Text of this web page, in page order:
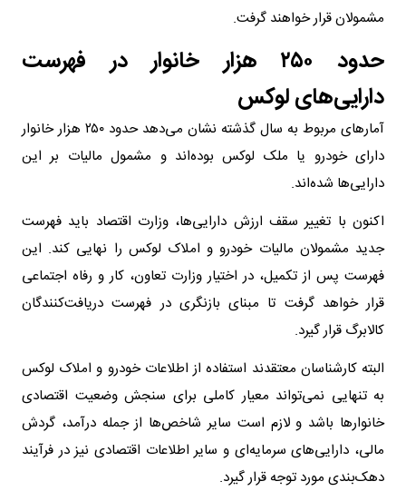
مشمولان قرار خواهند گرفت.
حدود ۲۵۰ هزار خانوار در فهرست
دارایی‌های لوکس
آمار‌های مربوط به سال گذشته نشان می‌دهد حدود ۲۵۰ هزار خانوار
دارای خودرو یا ملک لوکس بوده‌اند و مشمول مالیات بر این
دارایی‌ها شده‌اند.
اکنون با تغییر سقف ارزش دارایی‌ها، وزارت اقتصاد باید فهرست
جدید مشمولان مالیات خودرو و املاک لوکس را نهایی کند. این
فهرست پس از تکمیل، در اختیار وزارت تعاون، کار و رفاه اجتماعی
قرار خواهد گرفت تا مبنای بازنگری در فهرست دریافت‌کنندگان
کالابرگ قرار گیرد.
البته کارشناسان معتقدند استفاده از اطلاعات خودرو و املاک لوکس
به تنهایی نمی‌تواند معیار کاملی برای سنجش وضعیت اقتصادی
خانوار‌ها باشد و لازم است سایر شاخص‌ها از جمله درآمد، گردش
مالی، دارایی‌های سرمایه‌ای و سایر اطلاعات اقتصادی نیز در فرآیند
دهک‌بندی مورد توجه قرار گیرد.